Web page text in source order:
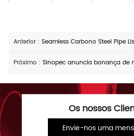
Anterior : Seamless Carbono Steel Pipe
Próximo : Sinopec anuncia bonança de novas
Os nossos
Envie-nos uma